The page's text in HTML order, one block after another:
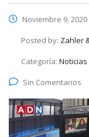
Noviembre 9, 2020
Posted by: Zahler
Categoría: Noticias
Sin Comentarios